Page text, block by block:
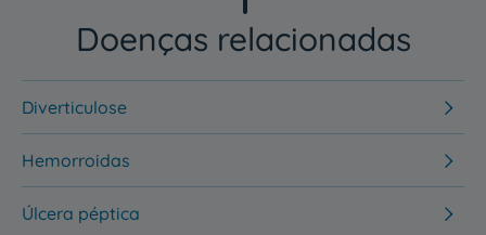
Doenças relacionadas
Diverticulose
Hemorroidas
Úlcera péptica